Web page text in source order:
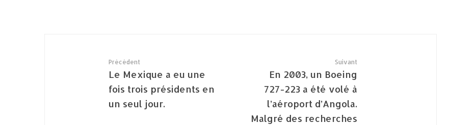
Précédent
Le Mexique a eu une
fois trois présidents en
un seul jour.
Suivant
En 2003, un Boeing
727-223 a été volé à
l’aéroport d’Angola.
Malgré des recherches